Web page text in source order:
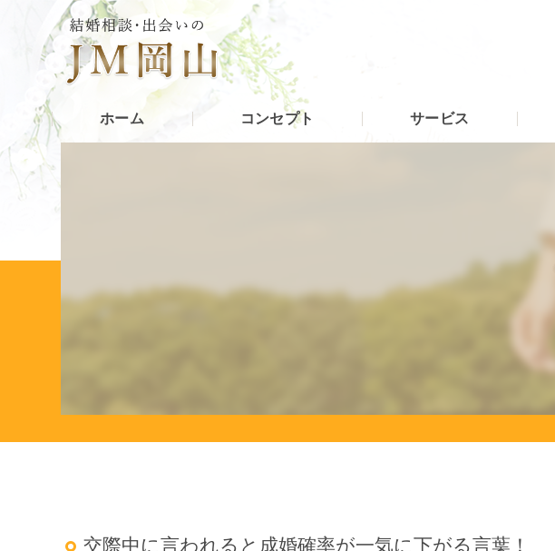
ホーム コンセプト サービス
交際中に言われると成婚確率が一気に下がる言葉！